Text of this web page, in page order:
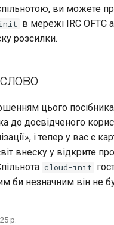
ви можете
init в мережі IRC OFTC
розсилки.
цього
до досвідченого
і тепер у вас є
внеску у відкрите
cloud-init
би незначним він не
р.